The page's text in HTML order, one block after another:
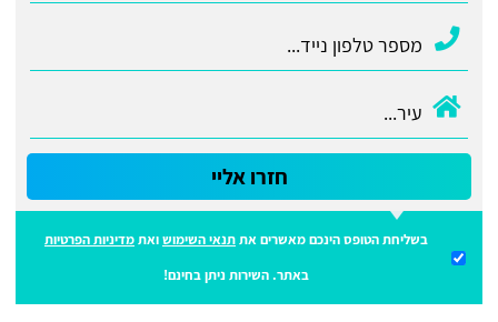
חזרו אליי
בשליחת הטופס הינכם מאשרים אתתנאי השימושואתמדיניות הפרטיות
באתר. השירות ניתן בחינם!